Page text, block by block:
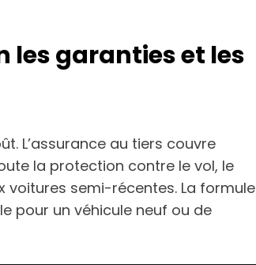
les garanties et les
L’assurance au tiers couvre
la protection contre le vol, le
semi-récentes. La formule
pour un véhicule neuf ou de